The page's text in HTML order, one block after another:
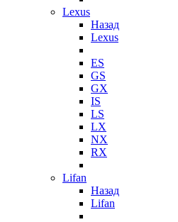
Lexus
Назад
Lexus
ES
GS
GX
IS
LS
LX
NX
RX
Lifan
Назад
Lifan